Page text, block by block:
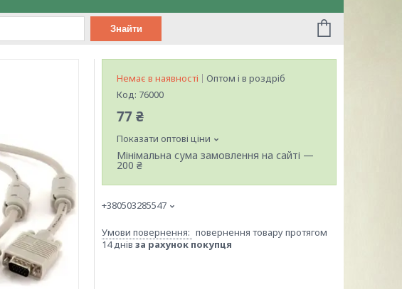
Знайти
Немає в наявності
Оптом і в роздріб
Код: 76000
77 ₴
Показати оптові ціни
Мінімальна сума замовлення на сайті —
200 ₴
+380503285547
повернення товару протягом
14 днів за рахунок покупця